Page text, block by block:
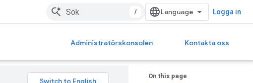
/ Logga in
Administratörskonsolen Kontakta oss
On this page